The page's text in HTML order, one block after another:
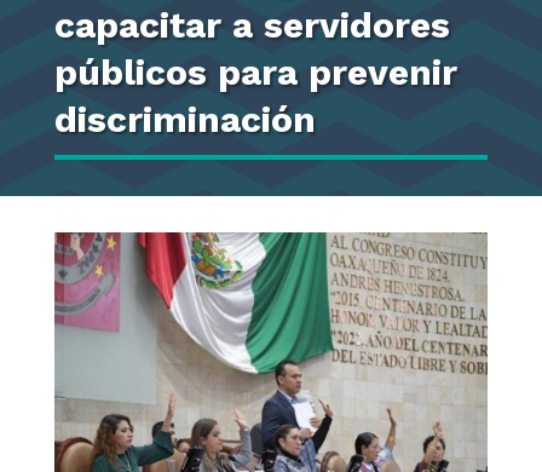
capacitar a servidores
públicos para prevenir
discriminación